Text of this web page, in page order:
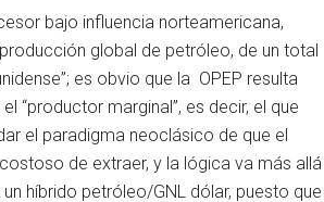
bajo influencia norteamericana,
global de petróleo, de un total
es obvio que la OPEP resulta
“productor marginal”, es decir, el que
el paradigma neoclásico de que el
de extraer, y la lógica va más allá
híbrido petróleo/GNL dólar, puesto que